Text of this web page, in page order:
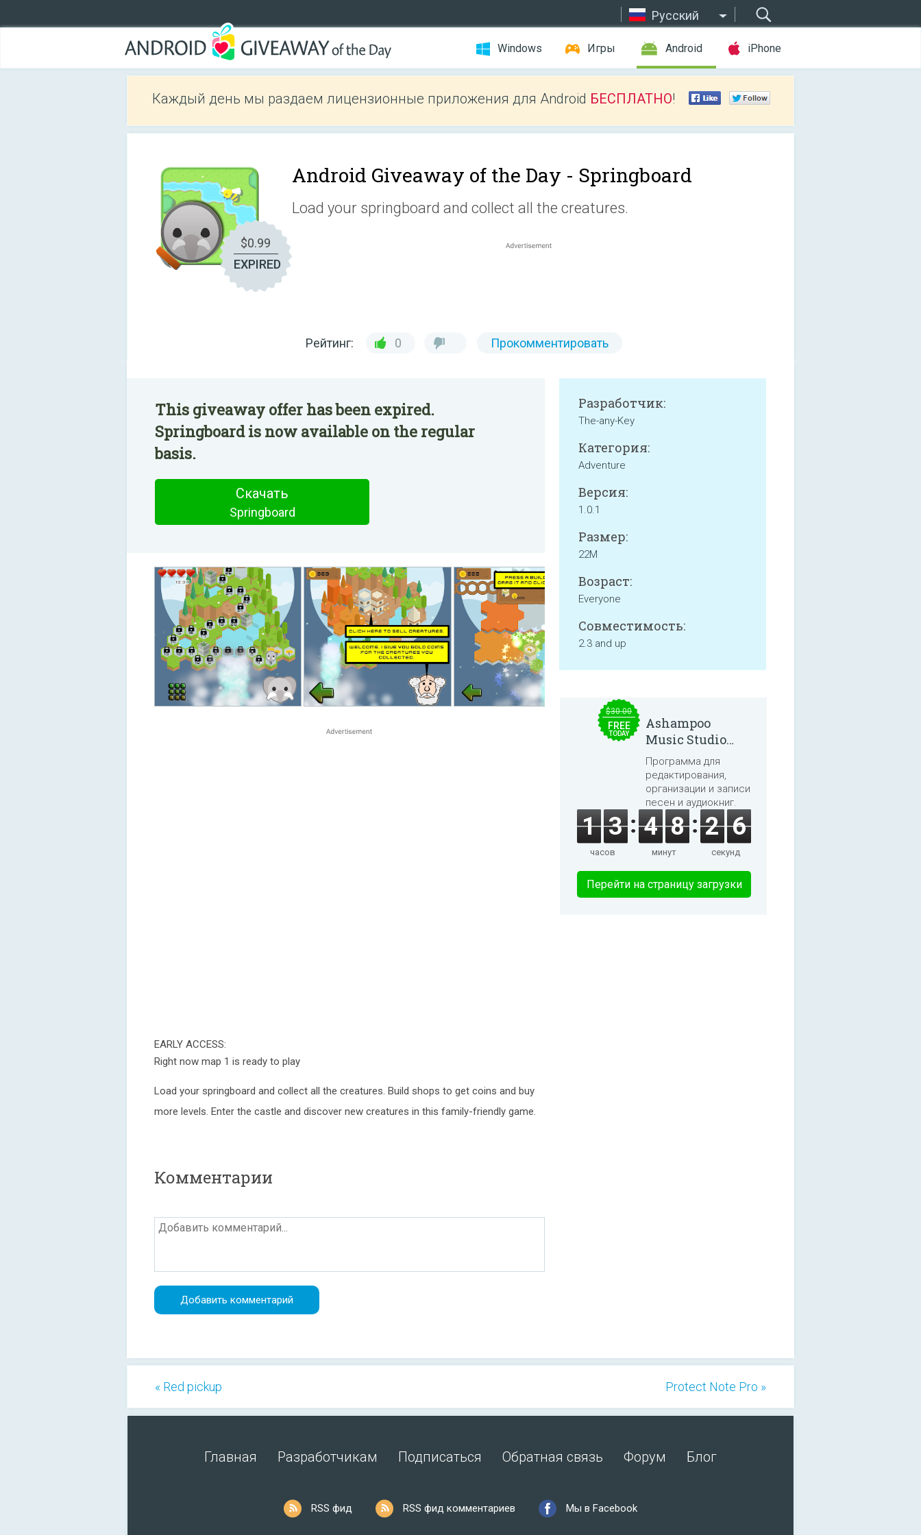
Русский
Windows Игры Android iPhone
Каждый день мы раздаем лицензионные приложения для Android БЕСПЛАТНО!
$0.99
EXPIRED
Android Giveaway of the Day - Springboard
Load your springboard and collect all the creatures.
Рейтинг: 0 Прокомментировать
This giveaway offer has been expired.
Springboard is now available on the regular
basis.
Скачать
Springboard
EARLY ACCESS:
Right now map 1 is ready to play
Load your springboard and collect all the creatures. Build shops to get coins and buy
more levels. Enter the castle and discover new creatures in this family-friendly game.
Разработчик:
The-any-Key
Категория:
Adventure
Версия:
1.0.1
Размер:
22M
Возраст:
Everyone
Совместимость:
2.3 and up
Комментарии
$30.00
FREE
TODAY
Ashampoo
Music Studio
2025
Программа для
редактирования,
организации и записи
песен и аудиокниг.
1 3
часов
4 8
минут
2 6
секунд
Перейти на страницу загрузки
« Red pickup Protect Note Pro »
Главная Разработчикам Подписаться Обратная связь Форум Блог
RSS фид RSS фид комментариев Мы в Facebook